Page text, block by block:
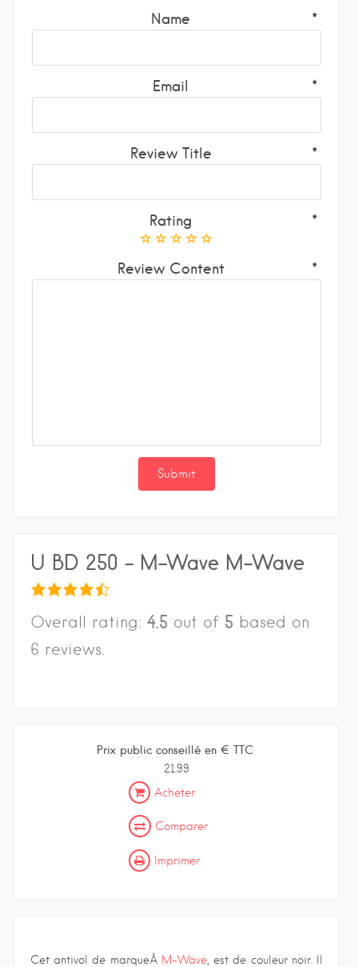
Name
Email
Review Title
Rating
Review Content
U BD 250 - M-Wave M-Wave
Overall rating: 4.5 out of 5 based on
6 reviews.
Prix public conseillé en € TTC
21.99
Acheter
Comparer
Imprimer
Cet antivol de marqueÂ M-Wave, est de couleur noir. Il